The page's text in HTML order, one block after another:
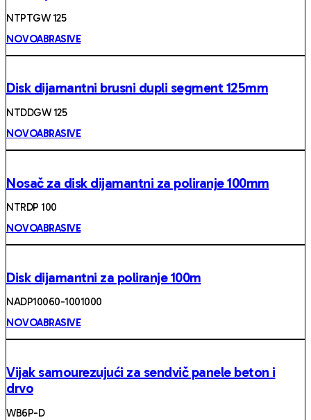
NTPTGW 125
NOVOABRASIVE
Disk dijamantni brusni dupli segment 125mm
NTDDGW 125
NOVOABRASIVE
Nosač za disk dijamantni za poliranje 100mm
NTRDP 100
NOVOABRASIVE
Disk dijamantni za poliranje 100m
NADP10060-1001000
NOVOABRASIVE
Vijak samourezujući za sendvič panele beton i
drvo
WB6P-D